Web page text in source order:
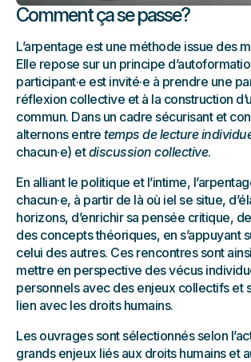
Comment ça se passe?
L’arpentage est une méthode issue des
Elle repose sur un principe
participant·e est invité·e à prendre une
réflexion collective et à la construction
commun. Dans un cadre sécurisant et
alternons entre temps de lecture
chacun·e) etdiscussion collective.
En alliant le politique et l’intime,
chacun·e, à partir de là où iel se situe,
horizons, d’enrichir sa pensée critique,
des concepts théoriques, en s’appuyant
celui des autres. Ces rencontres sont
mettre en perspective des vécus
personnels avec des enjeux collectifs et
lien avec les droits humains.
Les ouvrages sont sélectionnés selon
grands enjeux liés aux droits humains et